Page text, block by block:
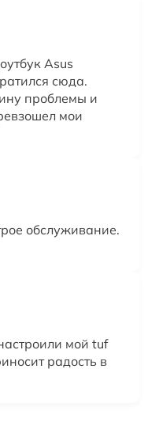
Asus
сюда.
проблемы и
мои
обслуживание.
мой tuf
радость в